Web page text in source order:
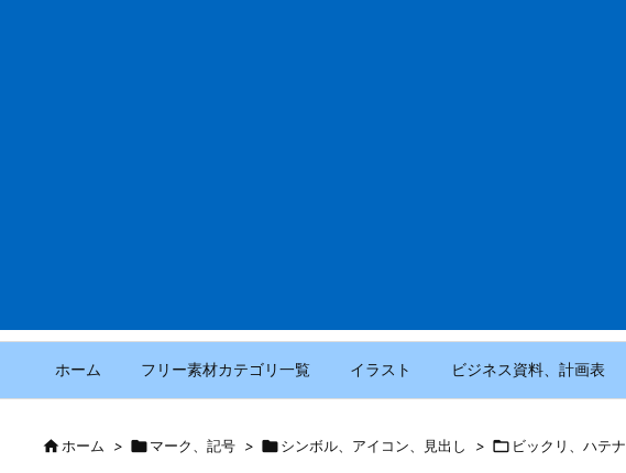
ホーム フリー素材カテゴリ一覧 イラスト ビジネス資料、計画表
ホーム > マーク、記号 > シンボル、アイコン、見出し >  ビックリ、ハテナ